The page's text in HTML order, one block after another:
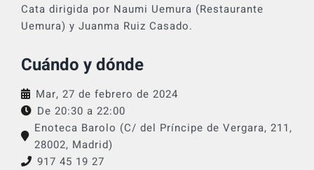
Cata dirigida por Naumi Uemura (Restaurante
Uemura) y Juanma Ruiz Casado.
Cuándo y dónde
Mar, 27 de febrero de 2024
De 20:30 a 22:00
Enoteca Barolo (C/ del Príncipe de Vergara, 211,
28002, Madrid)
917 45 19 27